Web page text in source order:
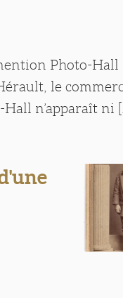
Photo-Hall
le
n’apparaît ni